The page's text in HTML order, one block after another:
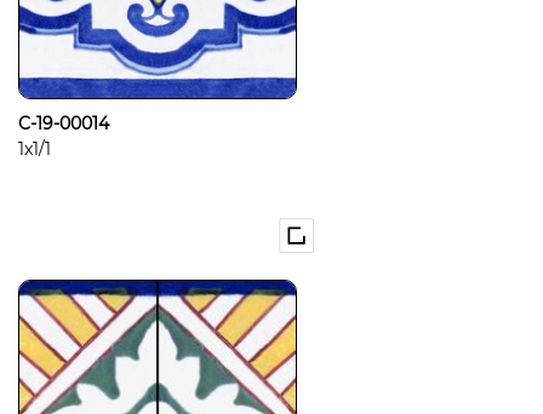
C-19-00014
1x1/1